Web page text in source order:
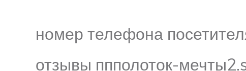
номер телефона
отзывы ппполоток-